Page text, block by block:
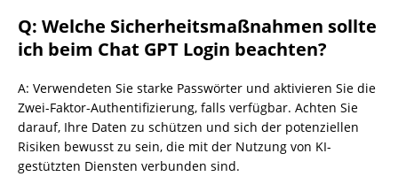
Q: Welche Sicherheitsmaßnahmen sollte
ich beim Chat GPT Login beachten?
A: Verwendeten Sie starke Passwörter und aktivieren Sie die
Zwei-Faktor-Authentifizierung, falls verfügbar. Achten Sie
darauf, Ihre Daten zu schützen und sich der potenziellen
Risiken bewusst zu sein, die mit der Nutzung von KI-
gestützten Diensten verbunden sind.